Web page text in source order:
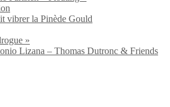
vibrer la Pinède Gould
»
Lizana – Thomas Dutronc & Friends